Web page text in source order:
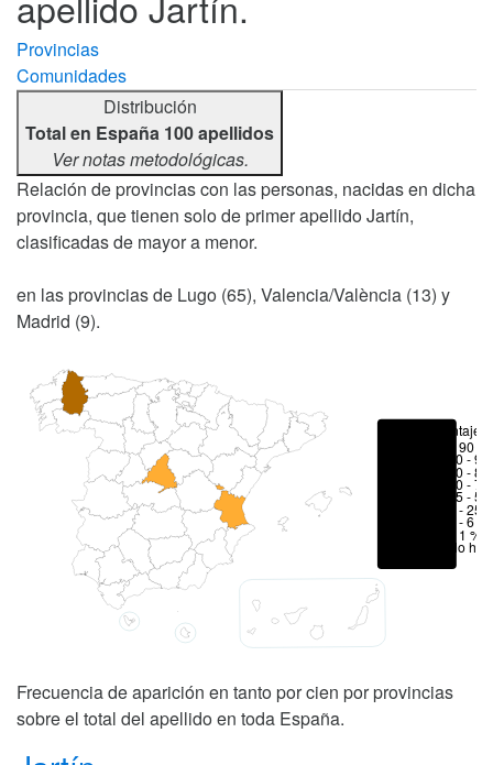
Provincias
Comunidades
Distribución
Total en España 100 apellidos
Ver notas metodológicas.
Relación de provincias con las personas, nacidas en dicha
provincia, que tienen solo de primer apellido Jartín,
clasificadas de mayor a menor.
en las provincias de Lugo (65), Valencia/València (13) y
Madrid (9).
Porcentajes
> 90 %
80 -
70 -
50 -
25 -
6 - 25
1 - 6 %
< 1 %
No hay
Frecuencia de aparición en tanto por cien por provincias
sobre el total del apellido en toda España.